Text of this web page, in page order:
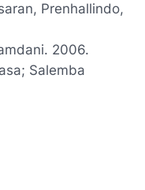
Prenhallindo,
2006.
Salemba